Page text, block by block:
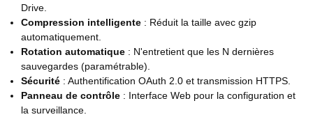
Drive.
Compression intelligente : Réduit la taille avec gzip
automatiquement.
Rotation automatique : N'entretient que les N dernières
sauvegardes (paramétrable).
Sécurité : Authentification OAuth 2.0 et transmission HTTPS.
Panneau de contrôle : Interface Web pour la configuration et
la surveillance.